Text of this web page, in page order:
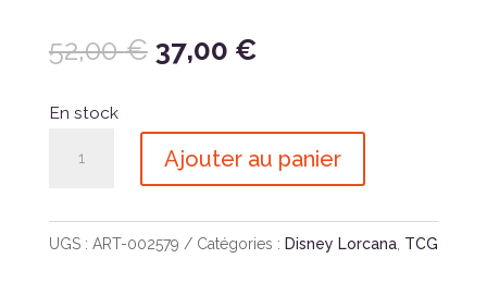
52,00€ Le
était :
52,00 €.
37,00 €Le
est :
37,00 €.
En stock
05
Ajouter au panier
UGS : ART-002579 Catégories : Disney Lorcana, TCG